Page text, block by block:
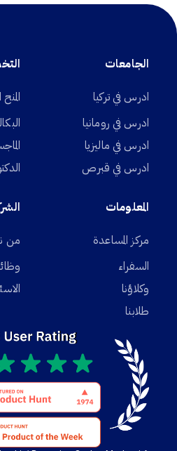
الجامعات
ادرس في تركيا
ادرس في رومانيا
ادرس في ماليزيا
ادرس في قبرص
المعلومات
مركز المساعدة
السفراء
وكلاؤنا
طلابنا
من